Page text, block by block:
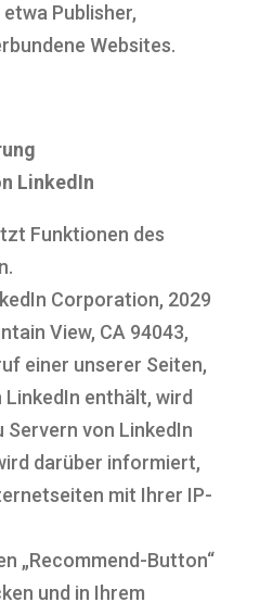
Publisher,
Websites.
LinkedIn
Funktionen des
Corporation, 2029
View, CA 94043,
einer unserer Seiten,
enthält, wird
Servern von LinkedIn
darüber informiert,
mit Ihrer IP-
„Recommend-Button“
und in Ihrem